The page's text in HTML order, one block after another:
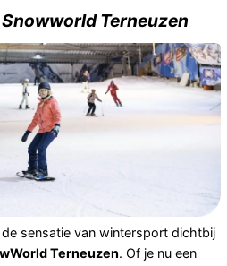
Snowworld Terneuzen
de sensatie van wintersport dichtbij
Terneuzen. Of je nu een